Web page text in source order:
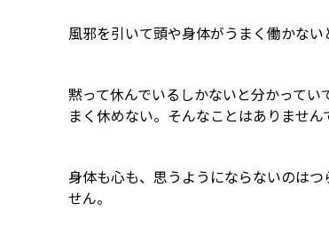
風邪を引いて頭や身体がうまく働かない
黙って休んでいるしかないと分かって
まく休めない。そんなことはありません
身体も心も、思うようにならないのは
せん。